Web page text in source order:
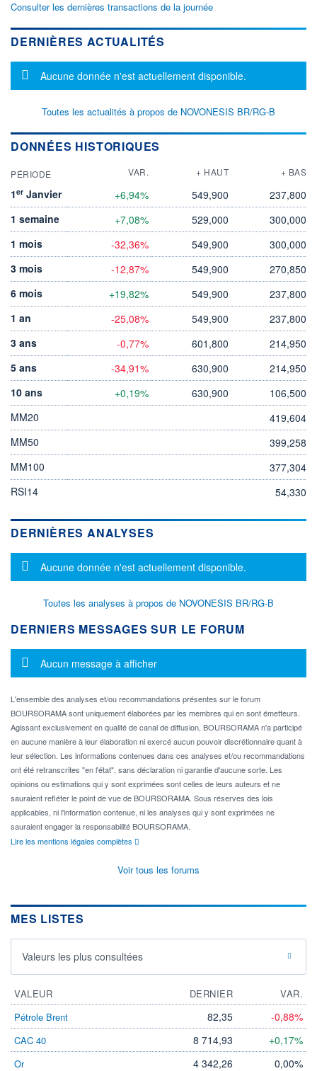
Consulter les dernières transactions de la journée
DERNIÈRES ACTUALITÉS
Message d'information
Aucune donnée n'est actuellement disponible.
Toutes les actualités à propos de NOVONESIS BR/RG-B
DONNÉES HISTORIQUES
PÉRIODE VAR. + HAUT + BAS
1er Janvier +6,94% 549,900
237,800
1 semaine
+7,08% 529,000
300,000
1 mois
-32,36% 549,900
300,000
3 mois
-12,87% 549,900
270,850
6 mois
+19,82% 549,900
237,800
1 an
-25,08% 549,900
237,800
3 ans
-0,77% 601,800
214,950
5 ans
-34,91% 630,900
214,950
10 ans
+0,19% 630,900
106,500
MM20
419,604
MM50
399,258
MM100
377,304
RSI14
54,330
DERNIÈRES ANALYSES
Message d'information
Aucune donnée n'est actuellement disponible.
Toutes les analyses à propos de NOVONESIS BR/RG-B
DERNIERS MESSAGES SUR LE FORUM
Message d'information
Aucun message à afficher
L'ensemble des analyses et/ou recommandations présentes sur le forum
BOURSORAMA sont uniquement élaborées par les membres qui en sont émetteurs.
Agissant exclusivement en qualité de canal de diffusion, BOURSORAMA n'a participé
en aucune manière à leur élaboration ni exercé aucun pouvoir discrétionnaire quant à
leur sélection. Les informations contenues dans ces analyses et/ou recommandations
ont été retranscrites "en l'état", sans déclaration ni garantie d'aucune sorte. Les
opinions ou estimations qui y sont exprimées sont celles de leurs auteurs et ne
sauraient refléter le point de vue de BOURSORAMA. Sous réserves des lois
applicables, ni l'information contenue, ni les analyses qui y sont exprimées ne
sauraient engager la responsabilité BOURSORAMA.
Lire les mentions légales complètes
Voir tous les forums
MES LISTES
Valeurs les plus consultées
VALEUR DERNIER
VAR.
Pétrole Brent
82,35 -0,88%
CAC 40 8 714,93 +0,17%
Or 4 342,26 0,00%